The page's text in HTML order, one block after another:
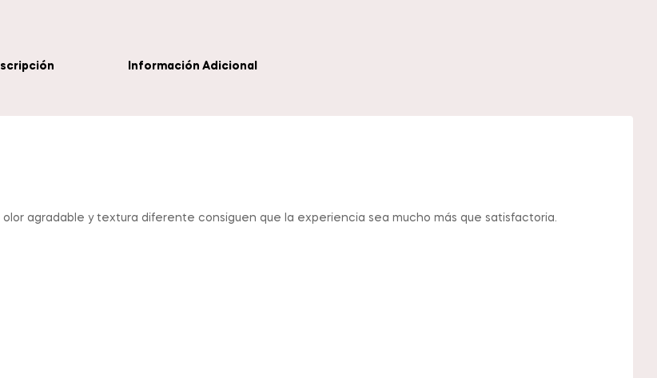
Información Adicional
agradable y textura diferente consiguen que la experiencia sea mucho más que satisfactoria.